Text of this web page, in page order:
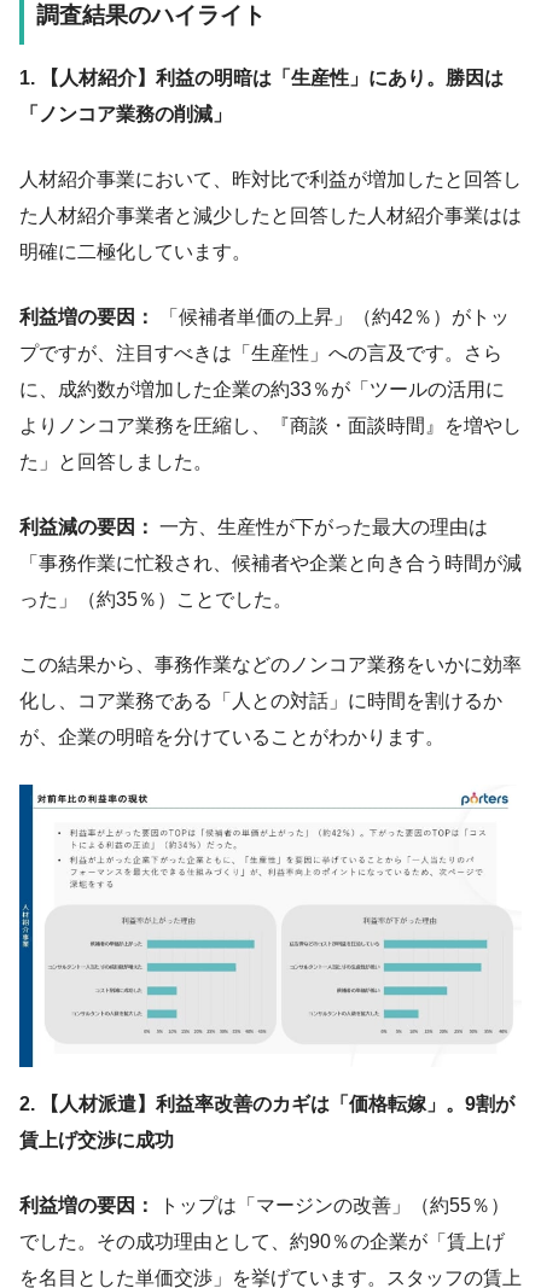
調査結果のハイライト
1. 【人材紹介】利益の明暗は「生産性」にあり。勝因は
「ノンコア業務の削減」
人材紹介事業において、昨対比で利益が増加したと回答し
た人材紹介事業者と減少したと回答した人材紹介事業はは
明確に二極化しています。
利益増の要因：
「候補者単価の上昇」（約42％）がトッ
プですが、注目すべきは「生産性」への言及です。さら
に、成約数が増加した企業の約33％が「ツールの活用に
よりノンコア業務を圧縮し、『商談・面談時間』を増やし
た」と回答しました。
利益減の要因： 一方、生産性が下がった最大の理由は
「事務作業に忙殺され、候補者や企業と向き合う時間が減
った」（約35％）ことでした。
この結果から、事務作業などのノンコア業務をいかに効率
化し、コア業務である「人との対話」に時間を割けるか
が、企業の明暗を分けていることがわかります。
2. 【人材派遣】利益率改善のカギは「価格転嫁」。9割が
賃上げ交渉に成功
利益増の要因：
トップは「マージンの改善」（約55％）
でした。その成功理由として、約90％の企業が「賃上げ
を名目とした単価交渉」を挙げています。スタッフの賃上